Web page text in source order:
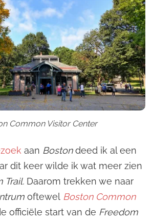
Common Visitor Center
aan Bostondeed ik al een
dit keer wilde ik wat meer zien
Trail. Daarom trekken we naar
oftewel Boston Common
officiële start van de Freedom